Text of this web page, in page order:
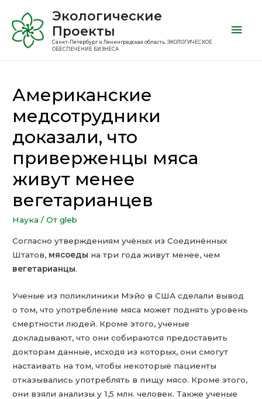
Экологические
Проекты
Санкт-Петербург и Ленинградская область. ЭКОЛОГИЧЕСКОЕ
ОБЕСПЕЧЕНИЕ БИЗНЕСА
Американские
медсотрудники
доказали, что
приверженцы мяса
живут менее
вегетарианцев
Наука / От gleb
Согласно утверждениям учёных из Соединённых
Штатов, мясоеды на три года живут менее, чем
вегетарианцы.
Ученые из поликлиники Мэйо в США сделали вывод
о том, что употребление мяса может поднять уровень
смертности людей. Кроме этого, ученые
докладывают, что они собираются предоставить
докторам данные, исходя из которых, они смогут
настаивать на том, чтобы некоторые пациенты
отказывались употреблять в пищу мясо. Кроме этого,
они взяли анализы у 1,5 млн. человек. Также ученые